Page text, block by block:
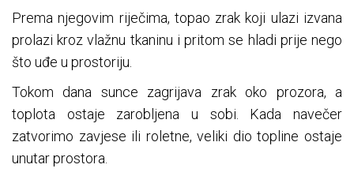
Prema njegovim riječima, topao zrak koji ulazi izvana
prolazi kroz vlažnu tkaninu i pritom se hladi prije nego
što uđe u prostoriju.
Tokom dana sunce zagrijava zrak oko prozora, a
toplota ostaje zarobljena u sobi. Kada navečer
zatvorimo zavjese ili roletne, veliki dio topline ostaje
unutar prostora.